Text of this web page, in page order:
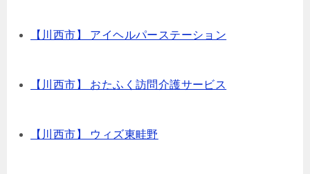
【川西市】 アイヘルパーステーション
【川西市】 おたふく訪問介護サービス
【川西市】 ウィズ東畦野